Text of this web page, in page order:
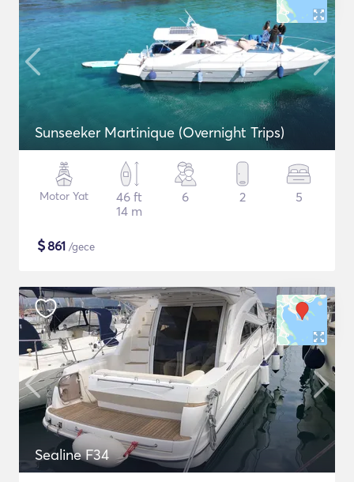
Sunseeker Martinique (Overnight Trips)
Motor Yat
46 ft
14 m
6 2 5
$861 /gece
Sealine F34